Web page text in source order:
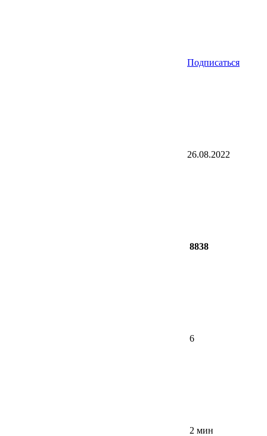
Подписаться
26.08.2022
8838
6
2 мин